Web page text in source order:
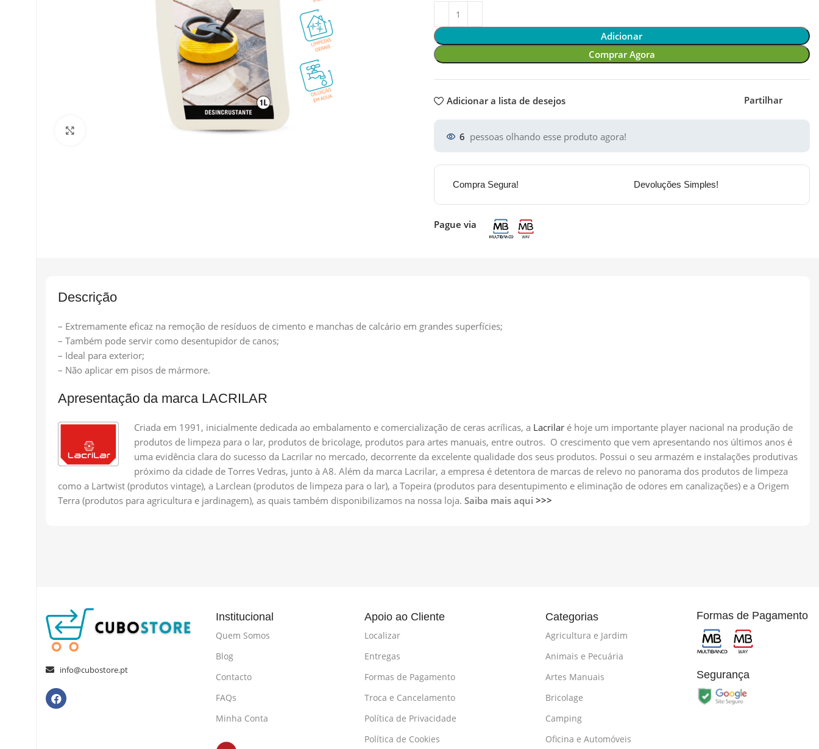
Adicionar
Comprar Agora
Adicionar a lista de desejos Partilhar
6 pessoas olhando esse produto agora!
Compra Segura! Devoluções Simples!
Pague via
Descrição
– Extremamente eficaz na remoção de resíduos de cimento e manchas de calcário em grandes superfícies;
– Também pode servir como desentupidor de canos;
– Ideal para exterior;
– Não aplicar em pisos de mármore.
Apresentação da marca LACRILAR
Criada em 1991, inicialmente dedicada ao embalamento e comercialização de ceras acrílicas, a Lacrilar é hoje um importante player nacional na produção de
produtos de limpeza para o lar, produtos de bricolage, produtos para artes manuais, entre outros. O crescimento que vem apresentando nos últimos anos é
uma evidência clara do sucesso da Lacrilar no mercado, decorrente da excelente qualidade dos seus produtos. Possui o seu armazém e instalações produtivas
próximo da cidade de Torres Vedras, junto à A8. Além da marca Lacrilar, a empresa é detentora de marcas de relevo no panorama dos produtos de limpeza
como a Lartwist (produtos vintage), a Larclean (produtos de limpeza para o lar), a Topeira (produtos para desentupimento e eliminação de odores em canalizações) e a Origem
Terra (produtos para agricultura e jardinagem), as quais também disponibilizamos na nossa loja. Saiba mais aqui >>>
info@cubostore.pt
Institucional
Quem Somos
Blog
Contacto
FAQs
Minha Conta
Apoio ao Cliente
Localizar
Entregas
Formas de Pagamento
Troca e Cancelamento
Política de Privacidade
Política de Cookies
Categorias
Agricultura e Jardim
Animais e Pecuária
Artes Manuais
Bricolage
Camping
Oficina e Automóveis
Formas de Pagamento
Segurança